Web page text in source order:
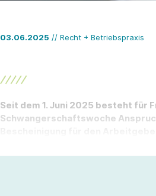
03.06.2025 // Recht + Betriebspraxis
Seit dem 1. Juni 2025 besteht für
Schwangerschaftswoche